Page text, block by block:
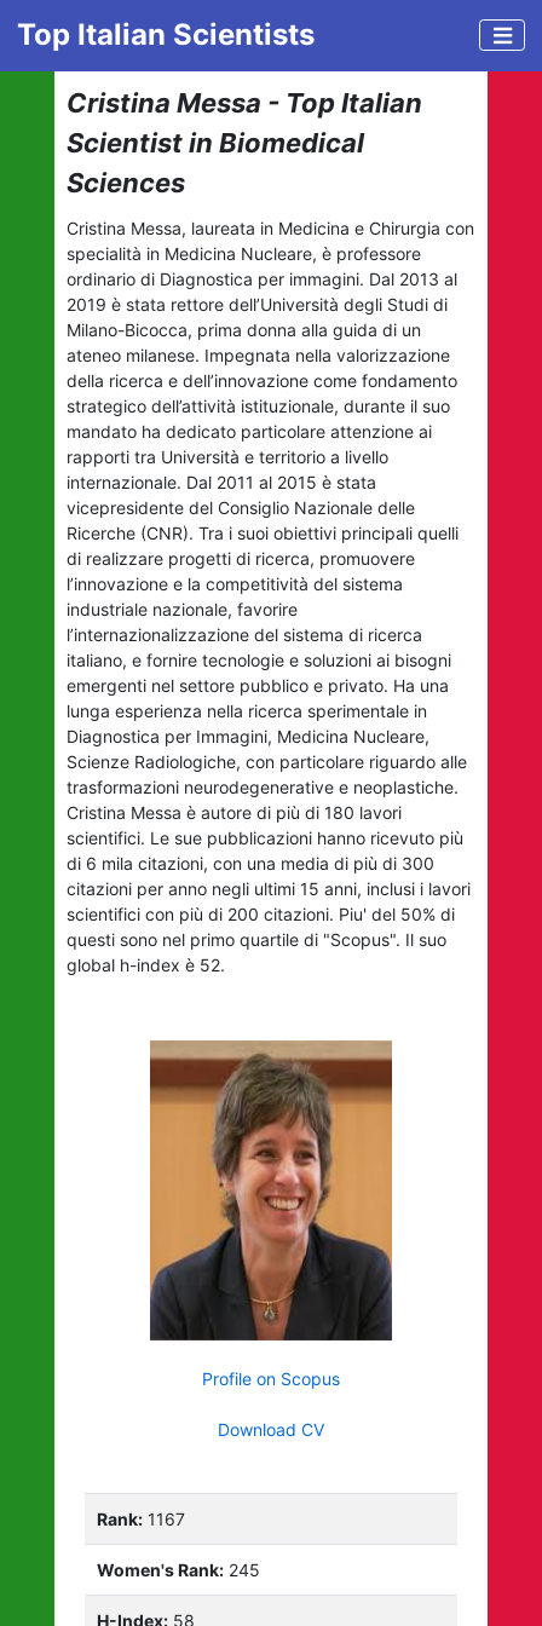
Top Italian Scientists
Cristina Messa - Top Italian
Scientist in Biomedical
Sciences
Cristina Messa, laureata in Medicina e Chirurgia con
specialità in Medicina Nucleare, è professore
ordinario di Diagnostica per immagini. Dal 2013 al
2019 è stata rettore dell’Università degli Studi di
Milano-Bicocca, prima donna alla guida di un
ateneo milanese. Impegnata nella valorizzazione
della ricerca e dell’innovazione come fondamento
strategico dell’attività istituzionale, durante il suo
mandato ha dedicato particolare attenzione ai
rapporti tra Università e territorio a livello
internazionale. Dal 2011 al 2015 è stata
vicepresidente del Consiglio Nazionale delle
Ricerche (CNR). Tra i suoi obiettivi principali quelli
di realizzare progetti di ricerca, promuovere
lʼinnovazione e la competitività del sistema
industriale nazionale, favorire
lʼinternazionalizzazione del sistema di ricerca
italiano, e fornire tecnologie e soluzioni ai bisogni
emergenti nel settore pubblico e privato. Ha una
lunga esperienza nella ricerca sperimentale in
Diagnostica per Immagini, Medicina Nucleare,
Scienze Radiologiche, con particolare riguardo alle
trasformazioni neurodegenerative e neoplastiche.
Cristina Messa è autore di più di 180 lavori
scientifici. Le sue pubblicazioni hanno ricevuto più
di 6 mila citazioni, con una media di più di 300
citazioni per anno negli ultimi 15 anni, inclusi i lavori
scientifici con più di 200 citazioni. Piu' del 50% di
questi sono nel primo quartile di "Scopus". Il suo
global h-index è 52.
Profile on Scopus
Download CV
Rank: 1167
Women's Rank: 245
H-Index: 58